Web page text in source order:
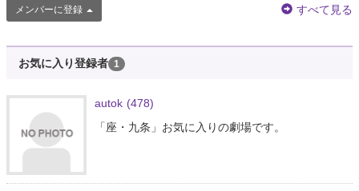
メンバーに登録 すべて見る
お気に入り登録者 1
autok (478)
「座・九条」お気に入りの劇場です。